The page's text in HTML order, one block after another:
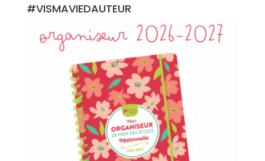
#VISMAVIEDAUTEUR